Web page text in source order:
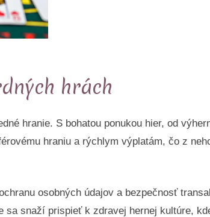
hrách
hranie. S bohatou ponukou hier, od
hraniu a rýchlym výplatám, čo z
osobných údajov a bezpečnosť
snaží prispieť k zdravej hernej kultúre,